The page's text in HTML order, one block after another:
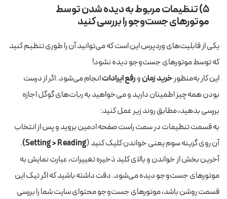
۵) تنظیمات مربوط به دیده شدن توسط
موتورهای جست‌و‌جو را بررسی کنید
یکی از قابلیت‌های وردپرس این است که می‌توانید آن را طوری تنظیم کنید
که توسط موتورهای جست‌و‌جو دیده نشود!
این کار به‌منظورخرید زمانورفع ایراداتانجام می‌شود. اگر از درست
بودن همه‌چیز اطمینان دارید و می‌خواهید به ربات‌های گوگل اجازه
بررسی بدهید، مطابق روند زیر عمل کنید:
به قسمت تنظیمات در سمت راست صفحه ادمین بروید و پس از انتخاب
آن روی گزینه سوم یعنی خواندن کلیک کنید (Setting > Reading)
.
آخرین بخش از خواندن و بالای کلید ذخیره تغییرات، عبارت نمایش به
موتورهای جست‌و‌جو دیده می‌شود. دقت داشته باشید که اگر تیک این
قسمت روشن باشد، موتورهای جست‌و‌جو محتوای سایت شما را بررسی